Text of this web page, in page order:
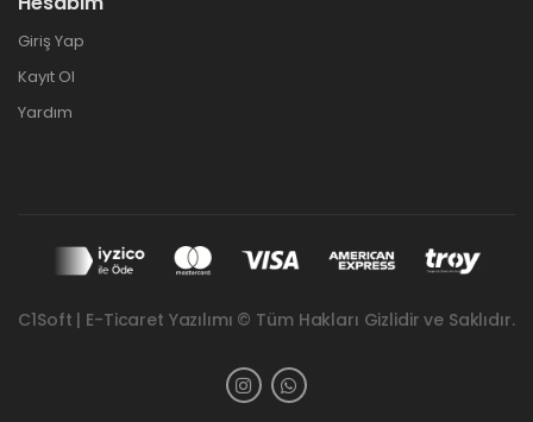
Giriş Yap
Kayıt Ol
Yardım
C1Soft | E-Ticaret Yazılımı © Tüm Hakları Gizlidir ve Saklıdır.